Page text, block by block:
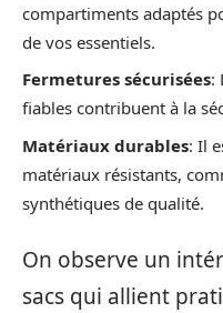
compartiments adaptés
de vos essentiels.
Fermetures sécurisées:
fiables contribuent à la
Matériaux durables: Il
matériaux résistants,
synthétiques de qualité.
On observe un
sacs qui allient